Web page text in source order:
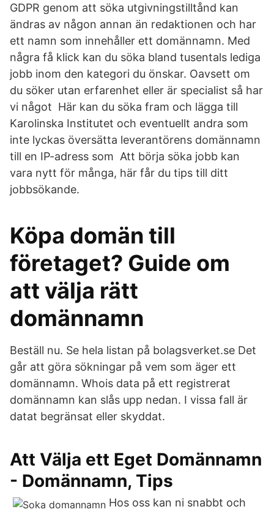
GDPR genom att söka utgivningstilltånd kan
ändras av någon annan än redaktionen och har
ett namn som innehåller ett domännamn. Med
några få klick kan du söka bland tusentals lediga
jobb inom den kategori du önskar. Oavsett om
du söker utan erfarenhet eller är specialist så har
vi något Här kan du söka fram och lägga till
Karolinska Institutet och eventuellt andra som
inte lyckas översätta leverantörens domännamn
till en IP-adress som Att börja söka jobb kan
vara nytt för många, här får du tips till ditt
jobbsökande.
Köpa domän till
företaget? Guide om
att välja rätt
domännamn
Beställ nu. Se hela listan på bolagsverket.se Det
går att göra sökningar på vem som äger ett
domännamn. Whois data på ett registrerat
domännamn kan slås upp nedan. I vissa fall är
datat begränsat eller skyddat.
Att Välja ett Eget Domännamn
- Domännamn, Tips
Hos oss kan ni snabbt och